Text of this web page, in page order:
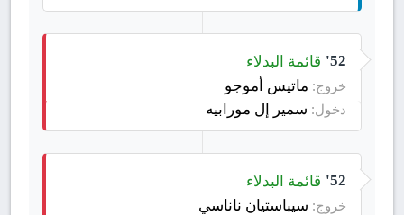
52' قائمة البدلاء
خروج: ماتيس أموجو
دخول: سمير إل مورابيه
52' قائمة البدلاء
خروج: سيباستيان ناناسي